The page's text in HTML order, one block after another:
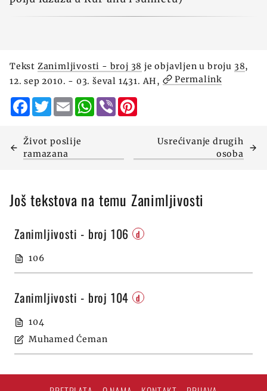
Tekst Zanimljivosti - broj 38 je objavljen u broju 38,
12. sep 2010. - 03. ševal 1431. AH,
Permalink
Facebook
TwitterEmailWhatsApp
Viber
Život poslije
ramazana
Usrećivanje drugih
osoba
Još tekstova na temu Zanimljivosti
Zanimljivosti - broj 106 d
106
Zanimljivosti - broj 104 d
104
Muhamed Ćeman